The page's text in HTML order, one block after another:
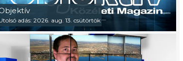
adás: 2026. aug. 13. csütörtök